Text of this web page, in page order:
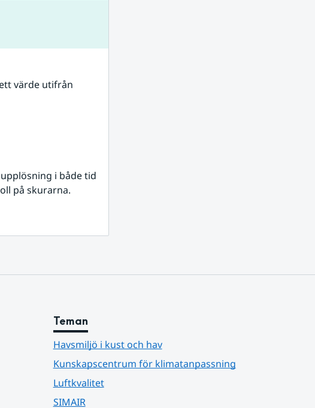
värde utifrån
i både tid
på skurarna.
Teman
Havsmiljö i kust och hav
Kunskapscentrum för klimatanpassning
Luftkvalitet
SIMAIR